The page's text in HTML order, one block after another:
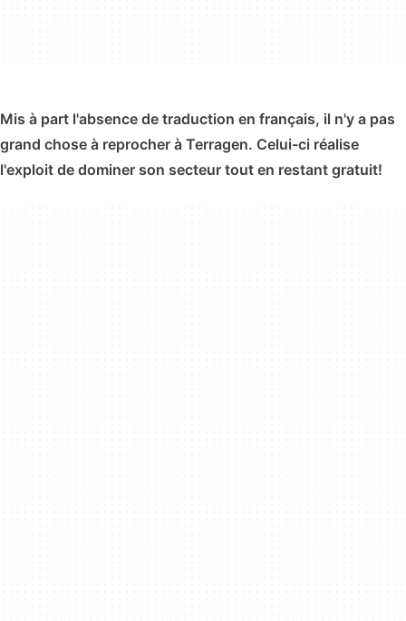
Mis à part l'absence de traduction en français, il n'y a pas
grand chose à reprocher à Terragen. Celui-ci réalise
l'exploit de dominer son secteur tout en restant gratuit!